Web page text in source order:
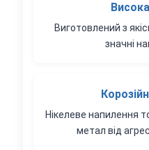
Виготовлений з
значні
Нікелеве напилення
метал від